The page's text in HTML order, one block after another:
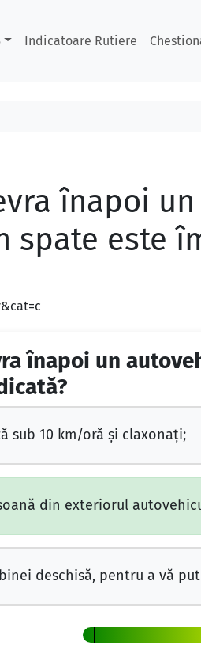
Indicatoare Rutiere
înapoi
este
înapoi un
sub 10 km/oră şi claxonaţi;
din exteriorul
deschisă, pentru a vă